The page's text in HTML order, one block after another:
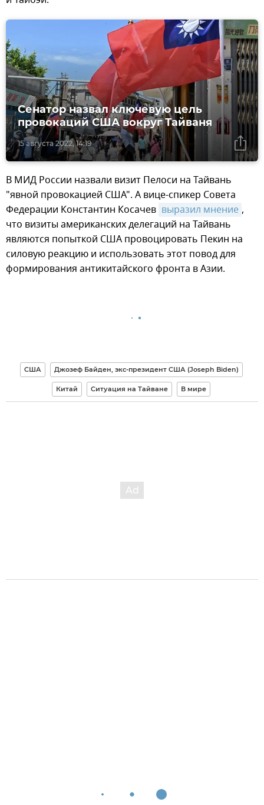
15 августа 2022, 14:19
Сенатор назвал ключевую цель
провокаций США вокруг Тайваня
В МИД России назвали визит Пелоси на Тайвань
"явной провокацией США". А вице-спикер Совета
Федерации Константин Косачев выразил мнение ,
что визиты американских делегаций на Тайвань
являются попыткой США провоцировать Пекин на
силовую реакцию и использовать этот повод для
формирования антикитайского фронта в Азии.
США Джозеф Байден, экс-президент США (Joseph Biden)
Китай Ситуация на Тайване В мире